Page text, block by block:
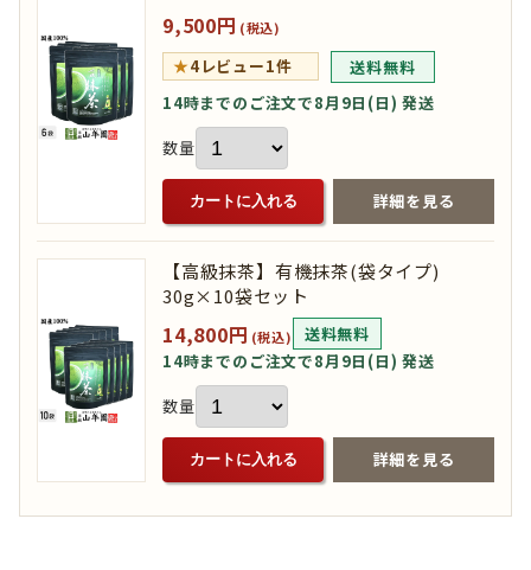
9,500円 (税込)
★4レビュー1件
送料無料
14時までのご注文で8月9日(日) 発送
数量
カートに入れる 詳細を見る
【高級抹茶】有機抹茶(袋タイプ)
30g×10袋セット
14,800円 (税込)
送料無料
14時までのご注文で8月9日(日) 発送
数量
カートに入れる 詳細を見る